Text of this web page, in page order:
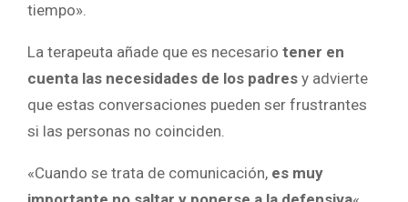
tiempo».
La terapeuta añade que es necesario tener en
cuenta las necesidades de los padres y advierte
que estas conversaciones pueden ser frustrantes
si las personas no coinciden.
«Cuando se trata de comunicación, es muy